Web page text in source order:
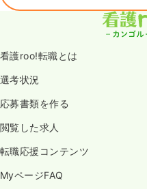
看護roo!転職とは
選考状況
応募書類を作る
閲覧した求人
転職応援コンテンツ
MyページFAQ